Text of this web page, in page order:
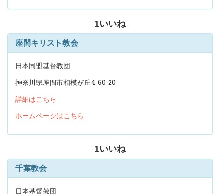
1いいね
座間キリスト教会
日本同盟基督教団
神奈川県座間市相模が丘4-60-20
詳細はこちら
ホームページはこちら
1いいね
千葉教会
日本基督教団